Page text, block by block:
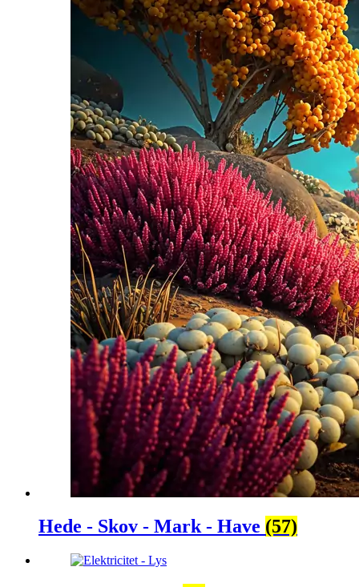
Hede - Skov - Mark - Have (57)